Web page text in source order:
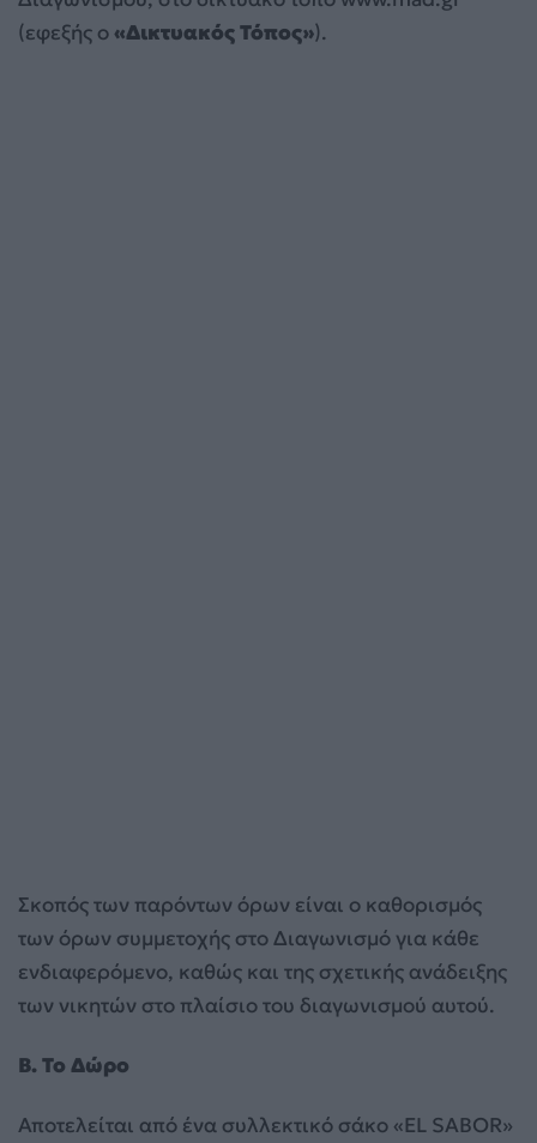
(εφεξής ο«Δικτυακός Τόπος»).
Σκοπός των παρόντων όρων είναι ο καθορισμός
των όρων συμμετοχής στο Διαγωνισμό για κάθε
ενδιαφερόμενο, καθώς και της σχετικής ανάδειξης
των νικητών στο πλαίσιο του διαγωνισμού αυτού.
Β. Το Δώρο
Αποτελείται από ένα συλλεκτικό σάκο «EL SABOR»